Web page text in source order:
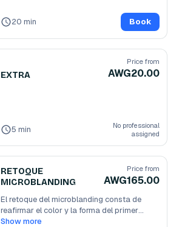
20 min Book
EXTRA
Price from
AWG20.00
5 min
No professional
assigned
RETOQUE
MICROBLANDING
Price from
AWG165.00
El retoque del microblanding consta de
reafirmar el color y la forma del primer...
Show more